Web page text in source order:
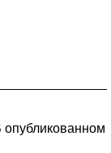
опубликованном